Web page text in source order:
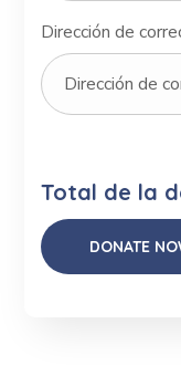
Dirección de
Total de la